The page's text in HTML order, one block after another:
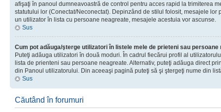
afişaţi în panoul dumneavoastră de control pentru acces rapid la trimiterea
statutului lor (Conectat/Neconectat). Depinzând de stilul folosit, mesajele lor
un utilizator în lista cu persoane neagreate, mesajele acestuia vor ascunse.
Sus
Cum pot adăuga/şterge utilizatori în listele mele de prieteni sau persoane
Puteţi adăuga utilizatori în două moduri. În cadrul fiecărui profil al
lista de prienteni sau persoane neagreate. Alternativ, puteţi adăuga direct
din Panoul utilizatorului. Din aceeaşi pagină puteţi să şi ştergeţi nume din
Sus
Căutând în forumuri